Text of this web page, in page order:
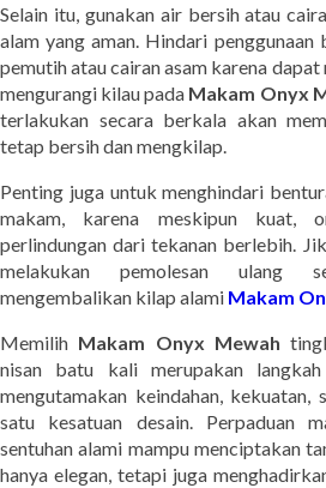
Selain itu, gunakan air bersih atau
alam yang aman. Hindari
pemutih atau cairan asam karena
mengurangi kilau pada Makam Onyx
terlakukan secara berkala akan
tetap bersih dan mengkilap.
Penting juga untuk menghindari
makam, karena meskipun kuat,
perlindungan dari tekanan berlebih.
melakukan pemolesan ulang
mengembalikan kilap alami Makam
Memilih Makam Onyx Mewah
nisan batu kali merupakan
mengutamakan keindahan,
satu kesatuan desain. Perpaduan
sentuhan alami mampu menciptakan
hanya elegan, tetapi juga